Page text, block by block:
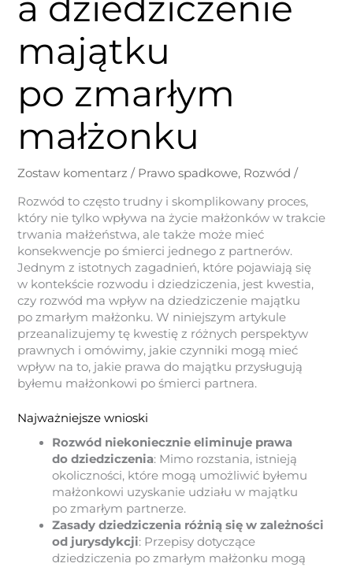
majątku
po zmarłym
małżonku
Zostaw komentarz / Prawo spadkowe, Rozwód /
Rozwód to często trudny i skomplikowany proces,
który nie tylko wpływa na życie małżonków w trakcie
trwania małżeństwa, ale także może mieć
konsekwencje po śmierci jednego z partnerów.
Jednym z istotnych zagadnień, które pojawiają się
w kontekście rozwodu i dziedziczenia, jest kwestia,
czy rozwód ma wpływ na dziedziczenie majątku
po zmarłym małżonku. W niniejszym artykule
przeanalizujemy tę kwestię z różnych perspektyw
prawnych i omówimy, jakie czynniki mogą mieć
wpływ na to, jakie prawa do majątku przysługują
byłemu małżonkowi po śmierci partnera.
Najważniejsze wnioski
Rozwód niekoniecznie eliminuje prawa
do dziedziczenia: Mimo rozstania, istnieją
okoliczności, które mogą umożliwić byłemu
małżonkowi uzyskanie udziału w majątku
po zmarłym partnerze.
Zasady dziedziczenia różnią się w zależności
od jurysdykcji: Przepisy dotyczące
dziedziczenia po zmarłym małżonku mogą